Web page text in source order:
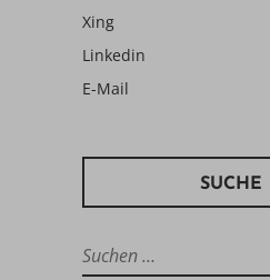
Xing
Linkedin
E-Mail
SUCHE
Suchen
nach: